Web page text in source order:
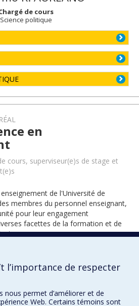
de cours
Science politique
en
cours, superviseur(e)s de stage et
enseignement de l'Université de
membres du personnel enseignant,
pour leur engagement
facettes de la formation et de
2008
l’importance de respecter
nous permet d’améliorer et de
Web. Certains témoins sont